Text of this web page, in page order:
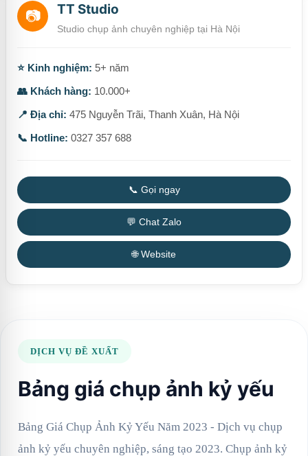
📷 TT Studio
Studio chụp ảnh chuyên nghiệp tại Hà Nội
⭐ Kinh nghiệm: 5+ năm
👥 Khách hàng: 10.000+
📍 Địa chỉ: 475 Nguyễn Trãi, Thanh Xuân, Hà Nội
📞 Hotline: 0327 357 688
📞 Gọi ngay
💬 Chat Zalo
🌐 Website
DỊCH VỤ ĐỀ XUẤT
Bảng giá chụp ảnh kỷ yếu
Bảng Giá Chụp Ảnh Kỷ Yếu Năm 2023 - Dịch vụ chụp
ảnh kỷ yếu chuyên nghiệp, sáng tạo 2023. Chụp ảnh kỷ